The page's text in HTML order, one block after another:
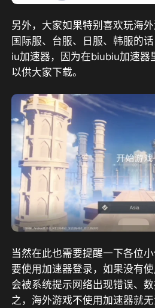
另外，大家如果特别喜欢玩海
国际服、台服、日服、韩服的
iu加速器，因为在biubiu加速器
以供大家下载。
当然在此也需要提醒一下各位
要使用加速器登录，如果没有
会被系统提示网络出现错误、
之，海外游戏不使用加速器就